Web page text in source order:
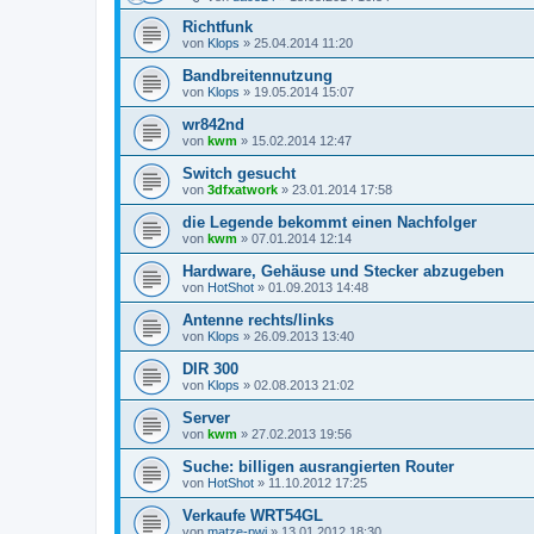
Richtfunk
von Klops » 25.04.2014 11:20
Bandbreitennutzung
von Klops » 19.05.2014 15:07
wr842nd
von kwm » 15.02.2014 12:47
Switch gesucht
von 3dfxatwork » 23.01.2014 17:58
die Legende bekommt einen Nachfolger
von kwm » 07.01.2014 12:14
Hardware, Gehäuse und Stecker abzugeben
von HotShot » 01.09.2013 14:48
Antenne rechts/links
von Klops » 26.09.2013 13:40
DIR 300
von Klops » 02.08.2013 21:02
Server
von kwm » 27.02.2013 19:56
Suche: billigen ausrangierten Router
von HotShot » 11.10.2012 17:25
Verkaufe WRT54GL